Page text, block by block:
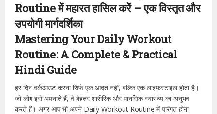
Routine में महारत हासिल करें – एक विस्तृत और
उपयोगी मार्गदर्शिका
Mastering Your Daily Workout
Routine: A Complete & Practical
Hindi Guide
हर दिन वर्कआउट करना सिर्फ एक आदत नहीं, बल्कि एक लाइफस्टाइल होता है।
जो लोग इसे अपनाते हैं, वे बेहतर शारीरिक और मानसिक स्वास्थ्य का अनुभव
करते हैं। अगर आप भी अपने Daily Workout Routine में पारंगत होना